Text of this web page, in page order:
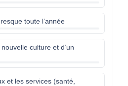
toute l’année
culture et d’un
et les services (santé,